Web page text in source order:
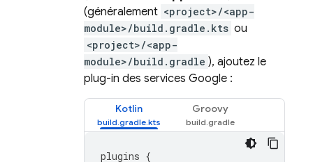
(généralement <project>/<app-
module>/build.gradle.kts ou
<project>/<app-
module>/build.gradle ), ajoutez le
plug-in des services Google :
Kotlin Groovy
plugins {